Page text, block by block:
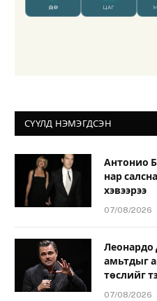
СҮҮЛД НЭМЭГДСЭН
Антонио
нар
хэвээрээ
07/08/2026
Леонардо
амьтдыг
төслийг
07/08/2026